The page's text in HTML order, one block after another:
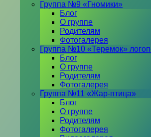
Группа №9 «Гномики»
Блог
О группе
Родителям
Фотогалерея
Группа №10 «Теремок»
Блог
О группе
Родителям
Фотогалерея
Группа №11 «Жар-птица»
Блог
О группе
Родителям
Фотогалерея